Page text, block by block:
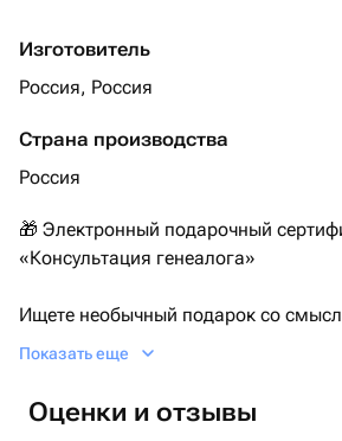
Изготовитель
Россия, Россия
Страна производства
Россия
🎁 Электронный подарочный
«Консультация генеалога»
Ищете необычный подарок со
тех, кто хочет прикоснуться к
узнать, с чего начать поиски предков.
Показать еще
Оценки и отзывы